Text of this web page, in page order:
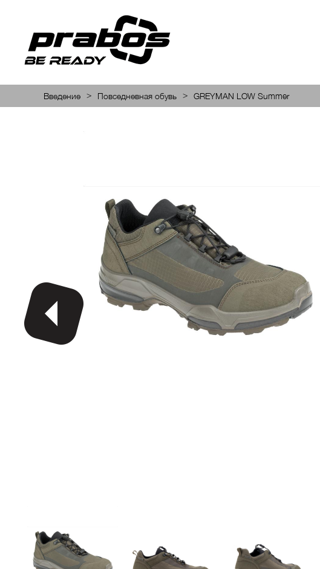
Введение > Повседневная обувь > GREYMAN LOW Summer